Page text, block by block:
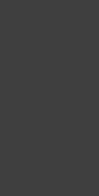
interna ed
facilmente
di